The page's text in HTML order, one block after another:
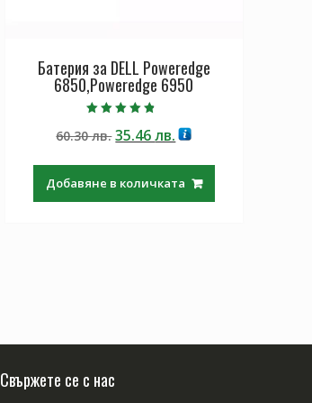
Батерия за DELL Poweredge
6850,Poweredge 6950
4.50
от 5
60.30лв.Original
60.30 лв..
35.46лв.Текущата
35.46 лв..
Добавяне в количката
Свържете се с нас